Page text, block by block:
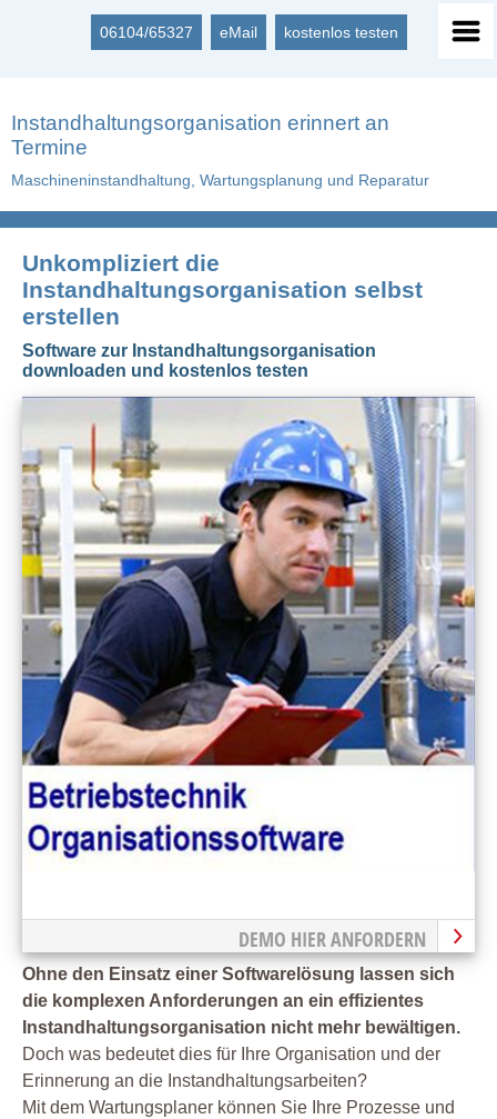
06104/65327 eMail kostenlos testen
Instandhaltungsorganisation erinnert an
Termine
Maschineninstandhaltung, Wartungsplanung und Reparatur
Unkompliziert die
Instandhaltungsorganisation selbst
erstellen
Software zur Instandhaltungsorganisation
downloaden und kostenlos testen
DEMO HIER ANFORDERN
Ohne den Einsatz einer Softwarelösung lassen sich
die komplexen Anforderungen an ein effizientes
Instandhaltungsorganisation nicht mehr bewältigen.
Doch was bedeutet dies für Ihre Organisation und der
Erinnerung an die Instandhaltungsarbeiten?
Mit dem Wartungsplaner können Sie Ihre Prozesse und